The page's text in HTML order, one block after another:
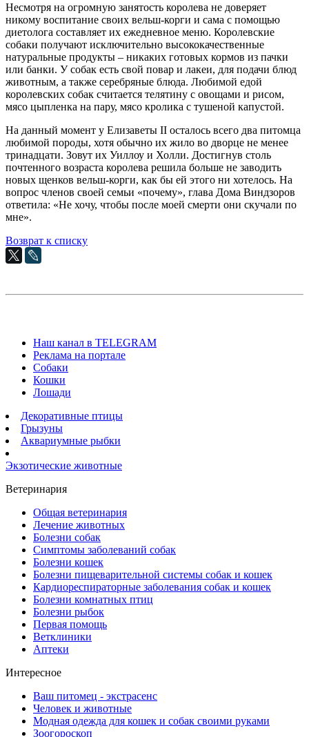
Несмотря на огромную занятость королева не доверяет
никому воспитание своих вельш-корги и сама с помощью
диетолога составляет их ежедневное меню. Королевские
собаки получают исключительно высококачественные
натуральные продукты – никаких готовых кормов из пачки
или банки. У собак есть свой повар и лакеи, для подачи блюд
животным, а также серебряные блюда. Любимой едой
королевских собак считается телятину с овощами и рисом,
мясо цыпленка на пару, мясо кролика с тушеной капустой.
На данный момент у Елизаветы II осталось всего два питомца
любимой породы, хотя обычно их жило во дворце не менее
тринадцати. Зовут их Уиллоу и Холли. Достигнув столь
почтенного возраста королева решила больше не заводить
новых щенков вельш-корги, как бы ей этого ни хотелось. На
вопрос членов своей семьи «почему», глава Дома Виндзоров
ответила: «Не хочу, чтобы после моей смерти они скучали по
мне».
Возврат к списку
Наш канал в TELEGRAM
Реклама на портале
Собаки
Кошки
Лошади
Декоративные птицы
Грызуны
Аквариумные рыбки
Экзотические животные
Ветеринария
Общая ветеринария
Лечение животных
Болезни собак
Симптомы заболеваний собак
Болезни кошек
Болезни пищеварительной системы собак и кошек
Кардиореспираторные заболевания собак и кошек
Болезни комнатных птиц
Болезни рыбок
Первая помощь
Ветклиники
Аптеки
Интересное
Ваш питомец - экстрасенс
Человек и животные
Модная одежда для кошек и собак своими руками
Зоогороскоп